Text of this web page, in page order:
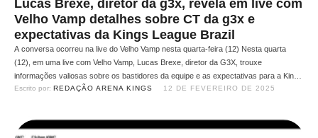
Lucas Brexe, diretor da g3x, revela em live com
Velho Vamp detalhes sobre CT da g3x e
expectativas da Kings League Brazil
A conversa ocorreu na live do Velho Vamp nesta quarta-feira (12) Nesta quarta
(12), em uma live com Velho Vamp, Lucas Brexe, diretor da G3X, trouxe
informações valiosas sobre os bastidores da equipe e as expectativas para a Kings
League Brasil. Entre os principais temas abordados, Brexe destacou o andamento
Escrito por: REDAÇÃO ARENA KINGS 12 DE FEVEREIRO DE 2025